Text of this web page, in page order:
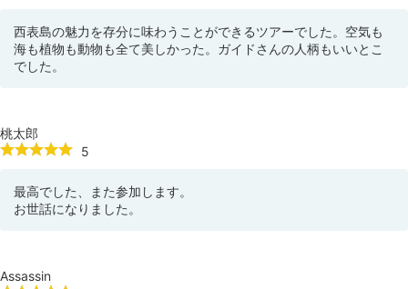
西表島の魅力を存分に味わうことができるツアーでした。空気も
海も植物も動物も全て美しかった。ガイドさんの人柄もいいとこ
でした。
桃太郎
5
最高でした、また参加します。
お世話になりました。
Assassin